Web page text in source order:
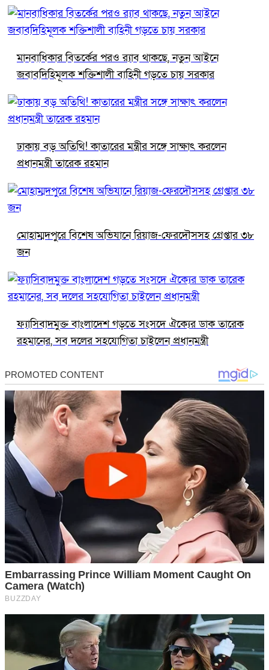
মানবাধিকার বিতর্কের পরও র‍্যাব থাকছে, নতুন আইনে
জবাবদিহিমূলক শক্তিশালী বাহিনী গড়তে চায় সরকার
ঢাকায় বড় অতিথি! কাতারের মন্ত্রীর সঙ্গে সাক্ষাৎ করলেন
প্রধানমন্ত্রী তারেক রহমান
মোহাম্মদপুরে বিশেষ অভিযানে রিয়াজ-ফেরদৌসসহ গ্রেপ্তার ৩৮
জন
ফ্যাসিবাদমুক্ত বাংলাদেশ গড়তে সংসদে ঐক্যের ডাক তারেক
রহমানের, সব দলের সহযোগিতা চাইলেন প্রধানমন্ত্রী